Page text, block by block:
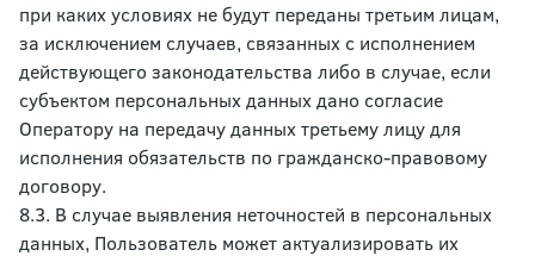
при каких условиях не будут переданы третьим лицам,
за исключением случаев, связанных с исполнением
действующего законодательства либо в случае, если
субъектом персональных данных дано согласие
Оператору на передачу данных третьему лицу для
исполнения обязательств по гражданско-правовому
договору.
8.3. В случае выявления неточностей в персональных
данных, Пользователь может актуализировать их